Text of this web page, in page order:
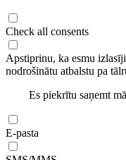
Check all consents
Apstiprinu, ka esmu
nodrošinātu atbalstu pa
Es piekrītu saņemt
E-pasta